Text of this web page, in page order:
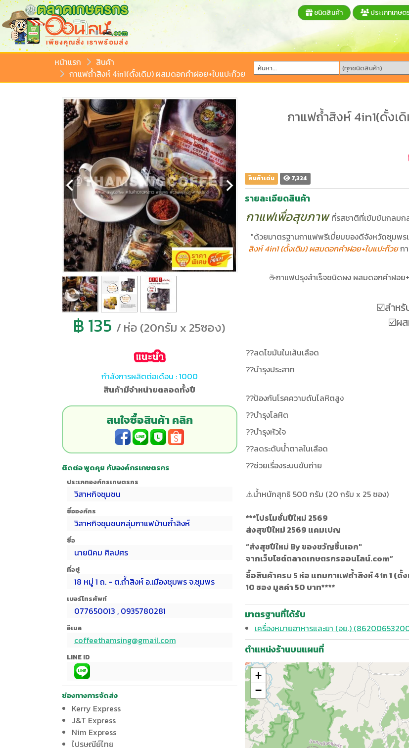
ชนิดสินค้า ประเภทเกษต
หน้าแรก
สินค้า
กาแฟถ้ำสิงห์ 4in1(ดั้งเดิม) ผสมดอกคำฝอย+ใบแปะก๊วย
฿ 135 / ห่อ (20กรัม x 25ซอง)
กำลังการผลิตต่อเดือน : 1000
สินค้ามีจำหน่ายตลอดทั้งปี
สนใจซื้อสินค้า คลิก
ติดต่อ พูดคุย กับองค์กรเกษตรกร
ประเภทองค์กรเกษตรกร
วิสาหกิจชุมชน
ชื่อองค์กร
วิสาหกิจชุมชนกลุ่มกาแฟบ้านถ้ำสิงห์
ชื่อ
นายนิคม ศิลปศร
ที่อยู่
18 หมู่ 1 ถ. - ต.ถ้ำสิงห์ อ.เมืองชุมพร จ.ชุมพร
เบอร์โทรศัพท์
077650013 , 0935780281
อีเมล
coffeethamsing@gmail.com
LINE ID
ช่องทางการจัดส่ง
Kerry Express
J&T Express
Nim Express
ไปรษณีย์ไทย
กาแฟถ้ำสิงห์ 4in1(ดั้งเ
สินค้าเด่น 7,324
รายละเอียดสินค้า
กาแฟเพื่อสุขภาพ ที่รสชาติที่เข้มข้นกลมก
"ด้วยมาตรฐานกาแฟพรีเมี่ยมของดีจังหวัดชุมพร
สิงห์ 4in1 (ดั้งเดิม) ผสมดอกคำฝอย+ใบแปะก๊วยกา
☕️กาแฟปรุงสำเร็จชนิดผง ผสมดอกคำฝอ
☑️สำหรั
☑️ผ
??ลดไขมันในเส้นเลือด
??บำรุงประสาท
??ป้องกันโรคความดันโลหิตสูง
??บำรุงโลหิต
??บำรุงหัวใจ
??ลดระดับน้ำตาลในเลือด
??ช่วยเรื่องระบบขับถ่าย
⚠️น้ำหนักสุทธิ 500 กรัม (20 กรัม x 25 ซอง)
***โปรโมชั่นปีใหม่ 2569
ส่งสุขปีใหม่ 2569 แคมเปญ
“ส่งสุขปีใหม่ By ของขวัญชิ้นเอก"
จากเว็บไซต์ตลาดเกษตรกรออนไลน์.com”
ซื้อสินค้าครบ 5 ห่อ แถมกาแฟถ้ำสิงห์ 4 in 1 (ดั้
10 ซอง มูลค่า 50 บาท****
มาตรฐานที่ได้รับ
เครื่องหมายอาหารและยา (อย.)
ตำแหน่งร้านบนแผนที่
+
−